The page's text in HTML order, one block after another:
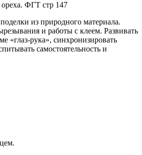
ФГТ стр 147
из природного материала.
и работы с клеем. Развивать
«глаз-рука», синхронизировать
самостоятельность и